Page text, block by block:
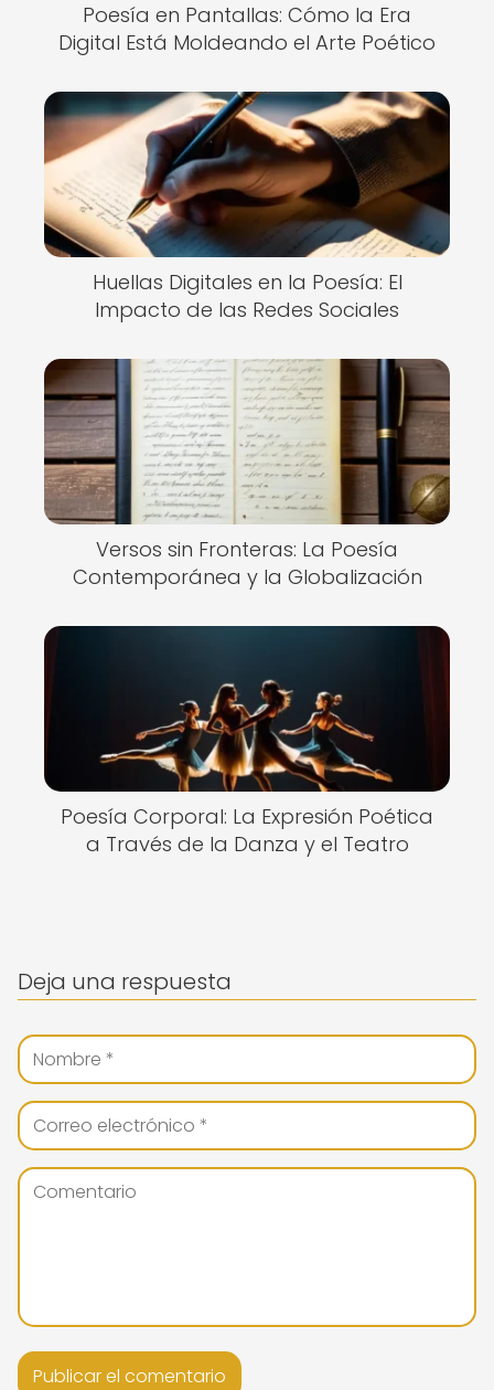
Poesía en Pantallas: Cómo la Era
Digital Está Moldeando el Arte Poético
Huellas Digitales en la Poesía: El
Impacto de las Redes Sociales
Versos sin Fronteras: La Poesía
Contemporánea y la Globalización
Poesía Corporal: La Expresión Poética
a Través de la Danza y el Teatro
Deja una respuesta